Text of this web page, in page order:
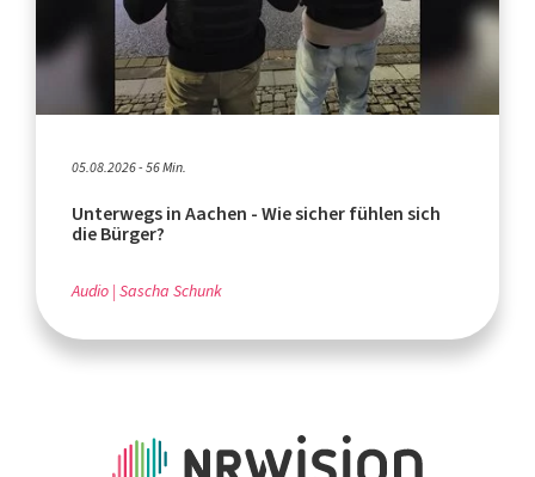
05.08.2026 - 56 Min.
Unterwegs in Aachen - Wie sicher fühlen sich
die Bürger?
Audio Sascha Schunk